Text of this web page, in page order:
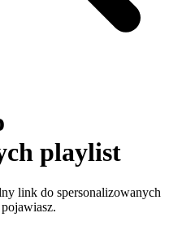
playlist
link do spersonalizowanych